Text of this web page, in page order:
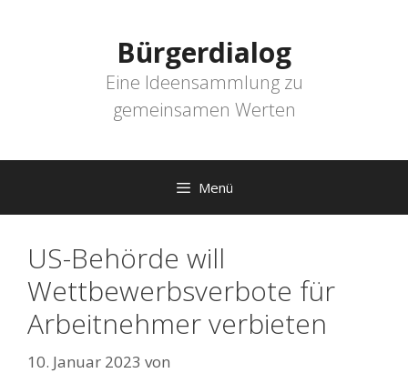
Bürgerdialog
Eine Ideensammlung zu
gemeinsamen Werten
Menü
US-Behörde will
Wettbewerbsverbote für
Arbeitnehmer verbieten
10. Januar 2023 von